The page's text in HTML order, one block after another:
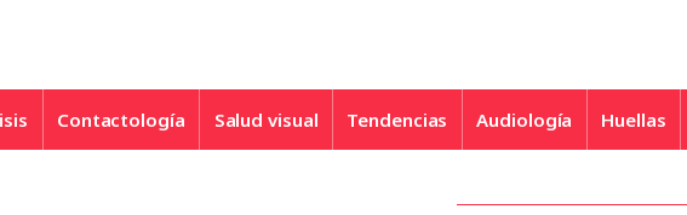
Contactología Salud visual Tendencias Audiología Huellas